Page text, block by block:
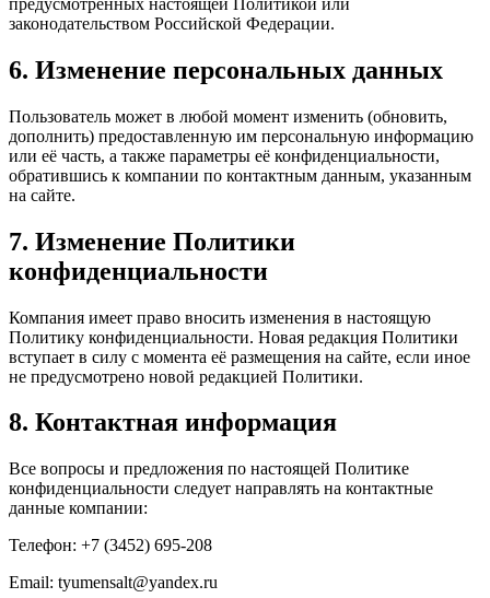
законодательством Российской Федерации.
6. Изменение персональных данных
Пользователь может в любой момент изменить (обновить,
дополнить) предоставленную им персональную информацию
или её часть, а также параметры её конфиденциальности,
обратившись к компании по контактным данным, указанным
на сайте.
7. Изменение Политики
конфиденциальности
Компания имеет право вносить изменения в настоящую
Политику конфиденциальности. Новая редакция Политики
вступает в силу с момента её размещения на сайте, если иное
не предусмотрено новой редакцией Политики.
8. Контактная информация
Все вопросы и предложения по настоящей Политике
конфиденциальности следует направлять на контактные
данные компании:
Телефон: +7 (3452) 695-208
Email: tyumensalt@yandex.ru